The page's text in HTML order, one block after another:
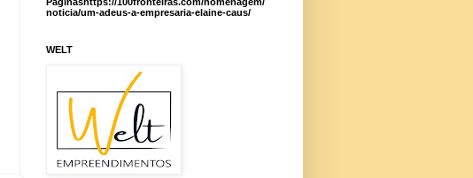
noticia/um-adeus-a-empresaria-elaine-caus/
WELT